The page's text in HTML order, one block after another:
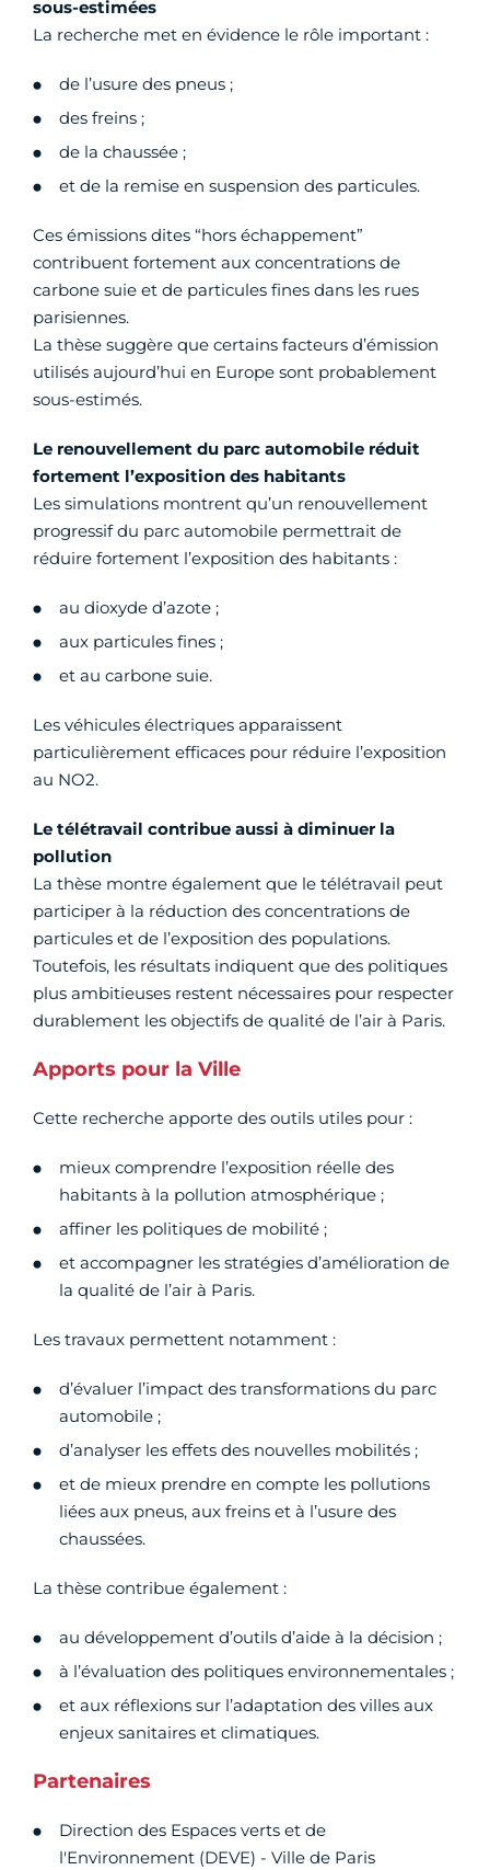
sous-estimées
La recherche met en évidence le rôle important :
de l’usure des pneus ;
des freins ;
de la chaussée ;
et de la remise en suspension des particules.
Ces émissions dites “hors échappement”
contribuent fortement aux concentrations de
carbone suie et de particules fines dans les rues
parisiennes.
La thèse suggère que certains facteurs d’émission
utilisés aujourd’hui en Europe sont probablement
sous-estimés.
Le renouvellement du parc automobile réduit
fortement l’exposition des habitants
Les simulations montrent qu’un renouvellement
progressif du parc automobile permettrait de
réduire fortement l’exposition des habitants :
au dioxyde d’azote ;
aux particules fines ;
et au carbone suie.
Les véhicules électriques apparaissent
particulièrement efficaces pour réduire l’exposition
au NO2.
Le télétravail contribue aussi à diminuer la
pollution
La thèse montre également que le télétravail peut
participer à la réduction des concentrations de
particules et de l’exposition des populations.
Toutefois, les résultats indiquent que des politiques
plus ambitieuses restent nécessaires pour respecter
durablement les objectifs de qualité de l’air à Paris.
Apports pour la Ville
Cette recherche apporte des outils utiles pour :
mieux comprendre l’exposition réelle des
habitants à la pollution atmosphérique ;
affiner les politiques de mobilité ;
et accompagner les stratégies d’amélioration de
la qualité de l’air à Paris.
Les travaux permettent notamment :
d’évaluer l’impact des transformations du parc
automobile ;
d’analyser les effets des nouvelles mobilités ;
et de mieux prendre en compte les pollutions
liées aux pneus, aux freins et à l’usure des
chaussées.
La thèse contribue également :
au développement d’outils d’aide à la décision ;
à l’évaluation des politiques environnementales ;
et aux réflexions sur l’adaptation des villes aux
enjeux sanitaires et climatiques.
Partenaires
Direction des Espaces verts et de
l'Environnement (DEVE) - Ville de Paris